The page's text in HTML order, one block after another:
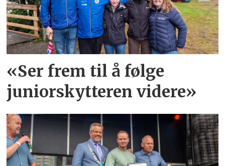
«Ser frem til å følge
juniorskytteren videre»